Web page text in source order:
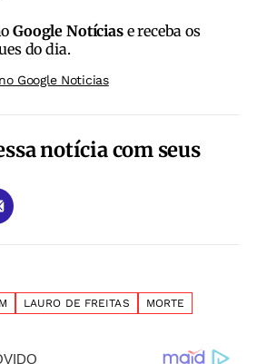
Google Notíciase receba os
do dia.
Google Noticias
notícia com seus
LAURO DE FREITAS MORTE